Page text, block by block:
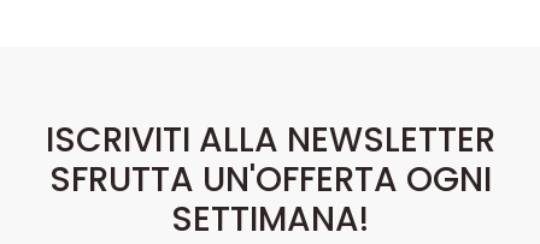
ISCRIVITI ALLA NEWSLETTER
SFRUTTA UN'OFFERTA OGNI
SETTIMANA!